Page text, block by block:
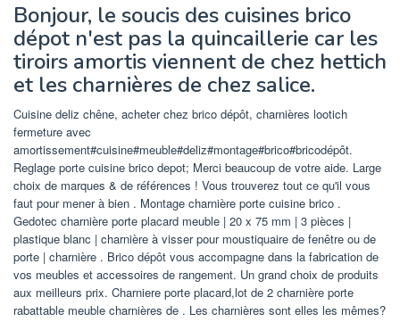
Bonjour, le soucis des cuisines brico
dépot n'est pas la quincaillerie car les
tiroirs amortis viennent de chez hettich
et les charnières de chez salice.
Cuisine deliz chêne, acheter chez brico dépôt, charnières lootich
fermeture avec
amortissement#cuisine#meuble#deliz#montage#brico#bricodépôt.
Reglage porte cuisine brico depot; Merci beaucoup de votre aide. Large
choix de marques & de références ! Vous trouverez tout ce qu'il vous
faut pour mener à bien . Montage charnière porte cuisine brico .
Gedotec charnière porte placard meuble | 20 x 75 mm | 3 pièces |
plastique blanc | charnière à visser pour moustiquaire de fenêtre ou de
porte | charnière . Brico dépôt vous accompagne dans la fabrication de
vos meubles et accessoires de rangement. Un grand choix de produits
aux meilleurs prix. Charniere porte placard,lot de 2 charnière porte
rabattable meuble charnières de . Les charnières sont elles les mêmes?